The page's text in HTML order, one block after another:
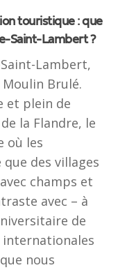
touristique : que
Saint-Lambert ?
Lambert,
Brulé.
et plein de
la Flandre, le
où les
des villages
champs et
avec – à
de
nous